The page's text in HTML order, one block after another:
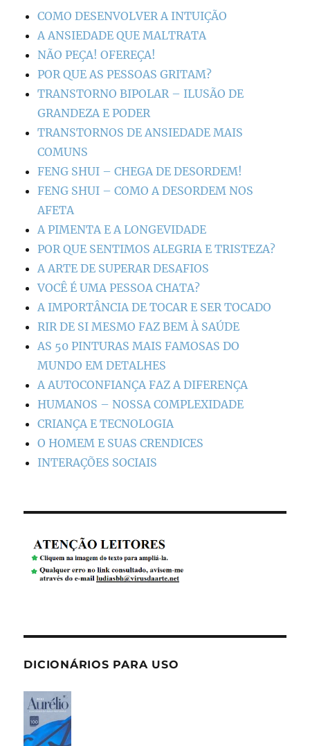
COMO DESENVOLVER A INTUIÇÃO
A ANSIEDADE QUE MALTRATA
NÃO PEÇA! OFEREÇA!
POR QUE AS PESSOAS GRITAM?
TRANSTORNO BIPOLAR – ILUSÃO DE
GRANDEZA E PODER
TRANSTORNOS DE ANSIEDADE MAIS
COMUNS
FENG SHUI – CHEGA DE DESORDEM!
FENG SHUI – COMO A DESORDEM NOS
AFETA
A PIMENTA E A LONGEVIDADE
POR QUE SENTIMOS ALEGRIA E TRISTEZA?
A ARTE DE SUPERAR DESAFIOS
VOCÊ É UMA PESSOA CHATA?
A IMPORTÂNCIA DE TOCAR E SER TOCADO
RIR DE SI MESMO FAZ BEM À SAÚDE
AS 50 PINTURAS MAIS FAMOSAS DO
MUNDO EM DETALHES
A AUTOCONFIANÇA FAZ A DIFERENÇA
HUMANOS – NOSSA COMPLEXIDADE
CRIANÇA E TECNOLOGIA
O HOMEM E SUAS CRENDICES
INTERAÇÕES SOCIAIS
DICIONÁRIOS PARA USO